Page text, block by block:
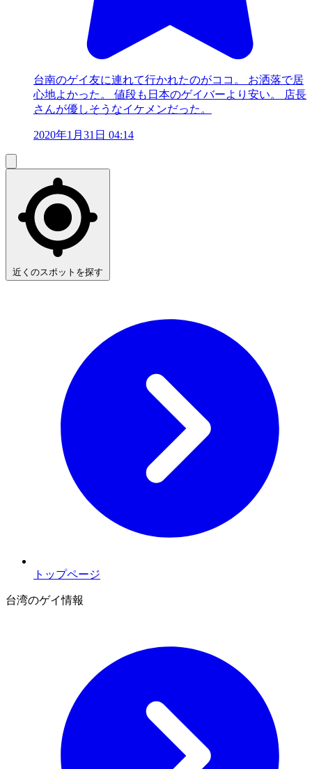
台南のゲイ友に連れて行かれたのがココ。 お洒落で居
心地よかった。 値段も日本のゲイバーより安い。 店長
さんが優しそうなイケメンだった。
2020年1月31日 04:14
近くのスポットを探す
トップページ
台湾のゲイ情報